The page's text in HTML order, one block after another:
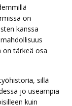
on
kanssa
on tärkeä osa
sillä
jo useampia
kuin